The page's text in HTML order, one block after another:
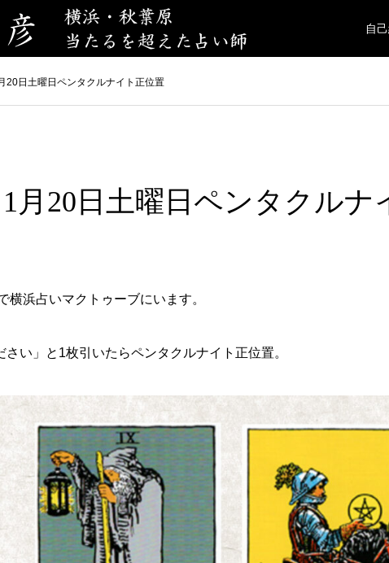
自
20日土曜日ペンタクルナイト正位置
1月20日土曜日ペンタクルナ
横浜占いマクトゥーブにいます。
さい」と1枚引いたらペンタクルナイト正位置。